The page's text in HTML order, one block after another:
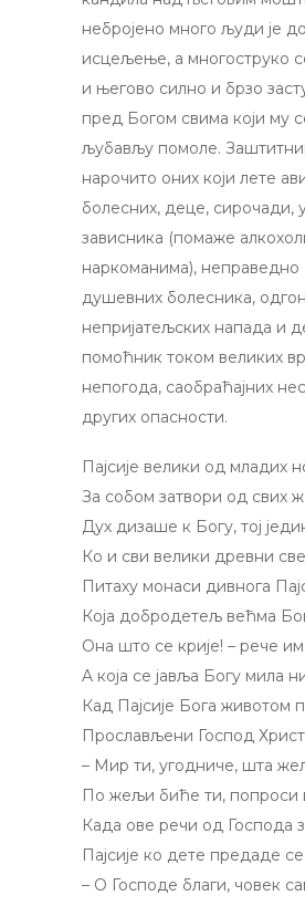
небројено много људи је
исцељење, а многоструко
и његово силно и брзо
пред Богом свима који му
љубављу помоле.
нарочито оних који лете
болесних, деце, сирочади,
зависника (помаже
наркоманима), неправедно
душевних болесника,
непријатељских напада и
помоћник током великих
непогода, саобраћајних
других опасности.
Пајсије велики од младих
За собом затвори од свих
Дух дизаше к Богу, тој
Ко и сви велики древни
Питаху монаси дивнога
Кoja добродетељ већма
Она што се крије! – рече им
A која се јавља Богу мила
Кад Пајсије Бога животом
Прослављени Господ
– Мир ти, угодниче, шта
По жељи биће ти, попроси
Када ове речи од Господа
Пајсије ко дете предаде
– O Господе благи, човек